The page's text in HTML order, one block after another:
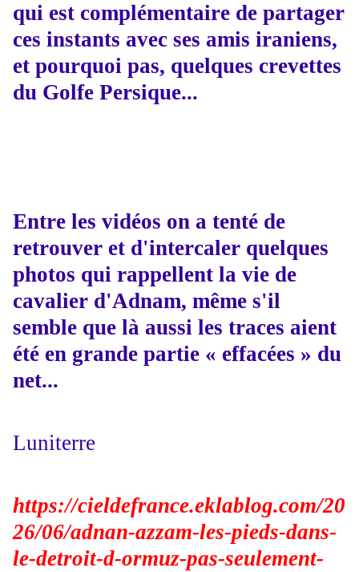
qui est complémentaire de partager
ces instants avec ses amis iraniens,
et pourquoi pas, quelques crevettes
du Golfe Persique...
Entre les vidéos on a tenté de
retrouver et d'intercaler quelques
photos qui rappellent la vie de
cavalier d'Adnam, même s'il
semble que là aussi les traces aient
été en grande partie « effacées » du
net...
Luniterre
https://cieldefrance.eklablog.com/20
26/06/adnan-azzam-les-pieds-dans-
le-detroit-d-ormuz-pas-seulement-